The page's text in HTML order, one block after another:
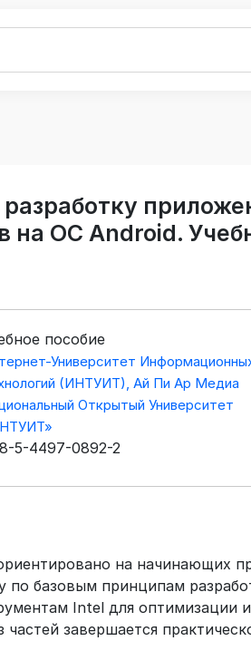
на ОС Android.
пособие
Университет
(ИНТУИТ), Ай Пи Ар Медиа
Открытый Университет
5-4497-0892-2
на начинающих
по базовым принципам
Intel для оптимизации
частей завершается
обучаются писать свою